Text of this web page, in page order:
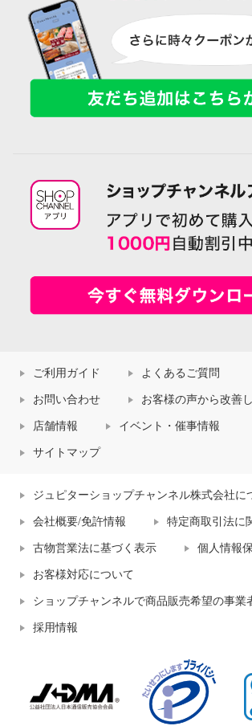
ご利用ガイド よくあるご質問
お問い合わせ お客様の声から改善
店舗情報 イベント・催事情報
サイトマップ
ジュピターショップチャンネル株式会社に
会社概要/免許情報 特定商取引法に
古物営業法に基づく表示 個人情報
お客様対応について
ショップチャンネルで商品販売希望の事業
採用情報